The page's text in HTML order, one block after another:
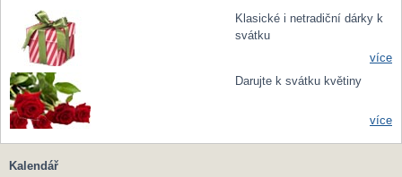
Klasické i netradiční dárky k
svátku
více
Darujte k svátku květiny
více
Kalendář